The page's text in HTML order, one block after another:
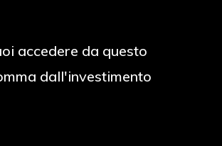
accedere da questo
dall'investimento